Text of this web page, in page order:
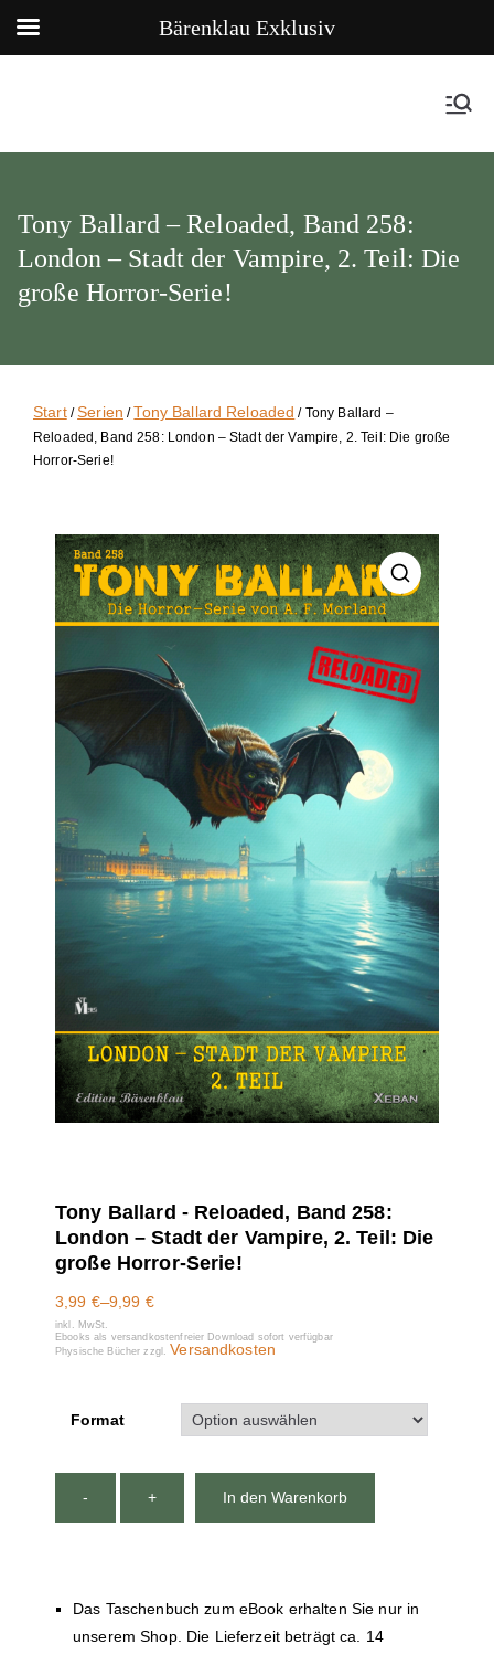
Tony Ballard – Reloaded, Band 258:
London – Stadt der Vampire, 2. Teil: Die
große Horror-Serie!
Start/Serien /Tony Ballard Reloaded / Tony Ballard –
Reloaded, Band 258: London – Stadt der Vampire, 2. Teil: Die große
Horror-Serie!
Tony Ballard - Reloaded, Band 258:
London – Stadt der Vampire, 2. Teil: Die
große Horror-Serie!
3,99 €–9,99 €
inkl. MwSt.
Ebooks als versandkostenfreier Download sofort verfügbar
Physische Bücher zzgl. Versandkosten
Format
- + In den Warenkorb
Das Taschenbuch zum eBook erhalten Sie nur in
unserem Shop. Die Lieferzeit beträgt ca. 14
Bärenklau Exklusiv